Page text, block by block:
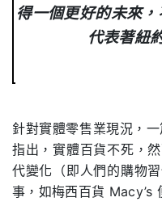
得一個更好的未來
代表著紐
針對實體零售業現況，
指出，實體百貨不死，
代變化（即人們的購物
事，如梅西百貨 Macy’s